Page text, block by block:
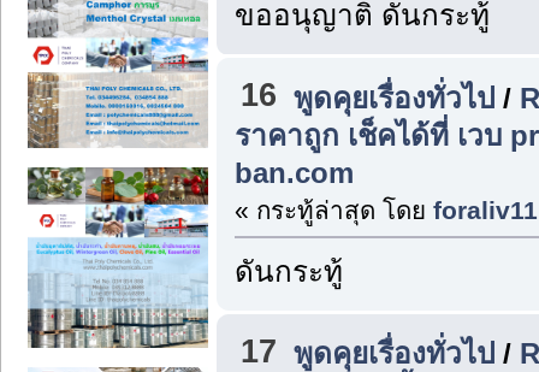
ขออนุญาติ ดันกระทู้
16 พูดคุยเรื่องทั่วไป /
ราคาถูก เช็คได้ที่ เวบ
ban.com
« กระทู้ล่าสุด โดย foraliv11
ดันกระทู้
17 พูดคุยเรื่องทั่วไป /